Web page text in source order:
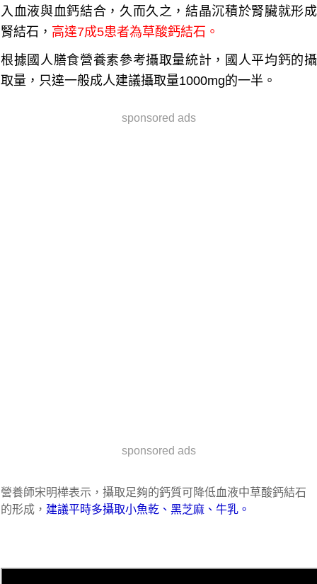
入血液與血鈣結合，久而久之，結晶沉積於腎臟就形成
腎結石， 高達7成5患者為草酸鈣結石。
根據國人膳食營養素參考攝取量統計，國人平均鈣的攝
取量，只達一般成人建議攝取量1000mg的一半。
sponsored ads
sponsored ads
營養師宋明樺表示，攝取足夠的鈣質可降低血液中草酸鈣結石
的形成， 建議平時多攝取小魚乾、黑芝麻、牛乳。